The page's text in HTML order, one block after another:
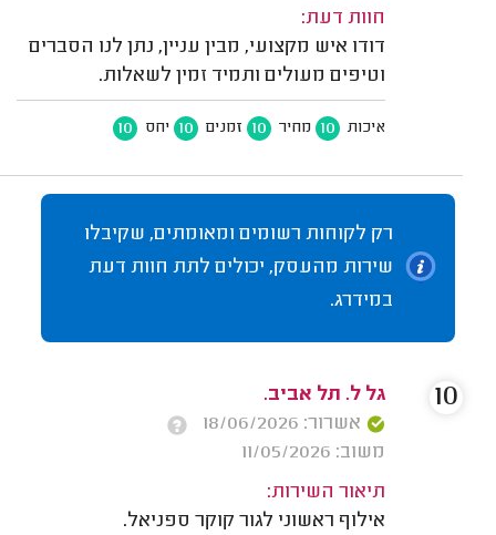
חוות דעת:
דודו איש מקצועי, מבין עניין, נתן לנו הסברים
וטיפים מעולים ותמיד זמין לשאלות.
איכות 10 מחיר 10 זמנים 10 יחס 10
רק לקוחות רשומים ומאומתים, שקיבלו
שירות מהעסק, יכולים לתת חוות דעת
במידרג.
גל ל. תל אביב.
אשרור: 18/06/2026
משוב: 11/05/2026
תיאור השירות:
אילוף ראשוני לגור קוקר ספניאל.
10